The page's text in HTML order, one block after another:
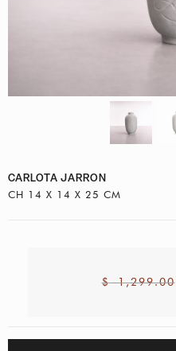
CARLOTA JARRON
CH 14 X 14 X 25 CM
$1,299.00